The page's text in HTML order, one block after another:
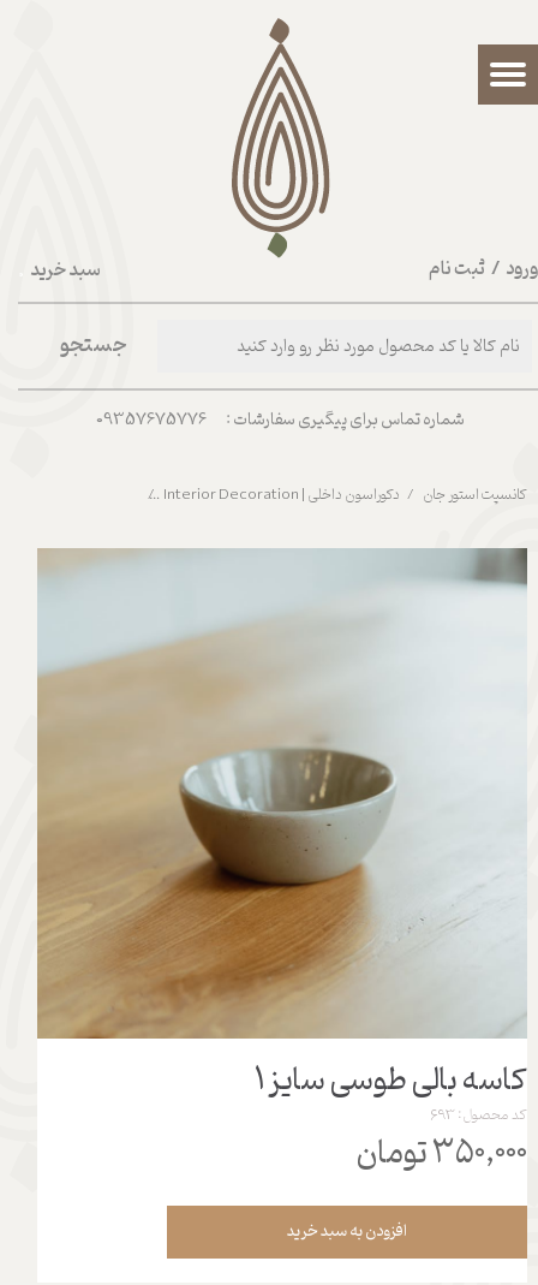
سبد خرید / ثبت نام
حساب کاربری من
تغییر گذر واژه
شماره تماس برای پیگیری سفارشات : 09357675776
جستجو
کانسپت استور جان دکوراسون داخلی | Interior Decoration
کاسه بالی طوسی سایز 1
کد محصول: 693
۳۵۰,۰۰۰ تومان
افزودن به سبد خرید